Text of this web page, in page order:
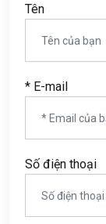
Tên
* E-mail
Số điện thoại